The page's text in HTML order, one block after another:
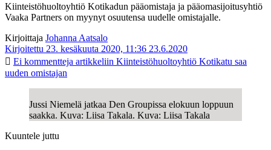
Kiinteistöhuoltoyhtiö Kotikadun pääomistaja ja pääomasijoitusyhtiö
Vaaka Partners on myynyt osuutensa uudelle omistajalle.
Kirjoittaja Johanna Aatsalo
Kirjoitettu 23. kesäkuuta 2020, 11:36 23.6.2020
Ei kommentteja artikkeliin Kiinteistöhuoltoyhtiö Kotikatu saa
uuden omistajan
Jussi Niemelä jatkaa Den Groupissa elokuun loppuun
saakka. Kuva: Liisa Takala. Kuva: Liisa Takala
Kuuntele juttu